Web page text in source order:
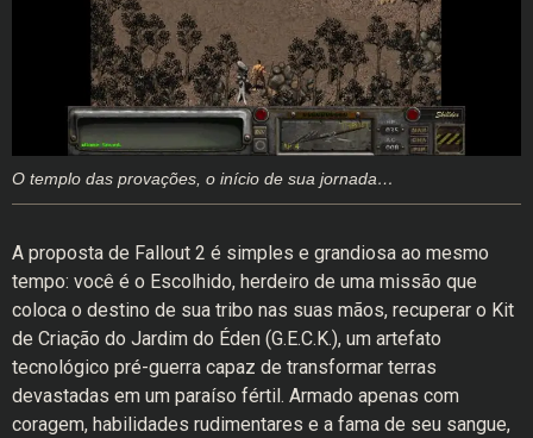
O templo das provações, o início de sua jornada…
A proposta de Fallout 2 é simples e grandiosa ao mesmo
tempo: você é o Escolhido, herdeiro de uma missão que
coloca o destino de sua tribo nas suas mãos, recuperar o Kit
de Criação do Jardim do Éden (G.E.C.K.), um artefato
tecnológico pré-guerra capaz de transformar terras
devastadas em um paraíso fértil. Armado apenas com
coragem, habilidades rudimentares e a fama de seu sangue,